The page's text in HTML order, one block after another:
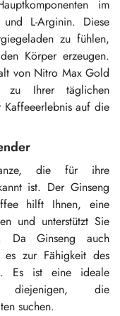
im
L-Arginin. Diese
zu fühlen,
Körper erzeugen.
von Nitro Max Gold
zu Ihrer täglichen
auf die
die für ihre
ist. Der Ginseng
hilft Ihnen, eine
und unterstützt Sie
Da Ginseng auch
es zur Fähigkeit des
Es ist eine ideale
diejenigen, die
suchen.